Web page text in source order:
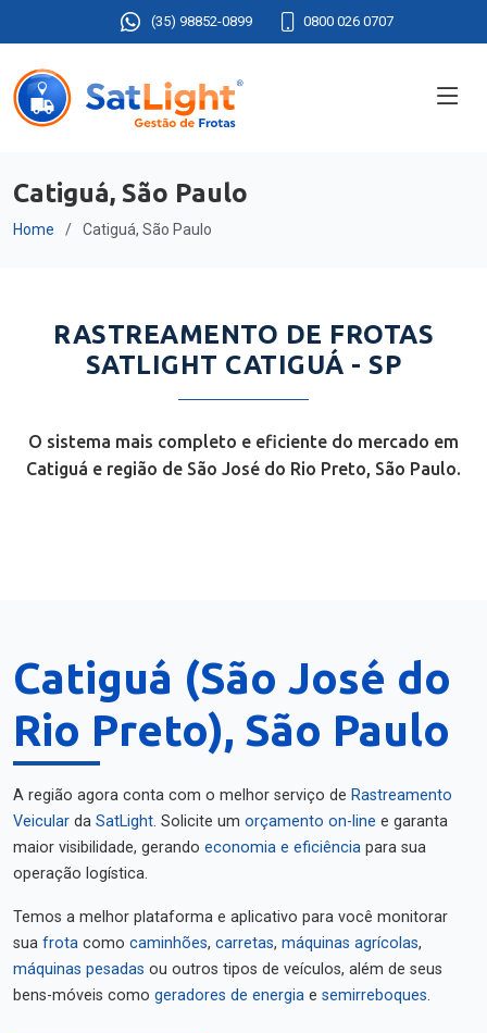
(35) 98852-0899 0800 026 0707
Catiguá, São Paulo
Home Catiguá, São Paulo
RASTREAMENTO DE FROTAS
SATLIGHT CATIGUÁ - SP
O sistema mais completo e eficiente do mercado em
Catiguá e região de São José do Rio Preto, São Paulo.
Catiguá (São José do
Rio Preto), São Paulo
A região agora conta com o melhor serviço de Rastreamento
Veicular da SatLight. Solicite um orçamento on-line e garanta
maior visibilidade, gerando economia e eficiência para sua
operação logística.
Temos a melhor plataforma e aplicativo para você monitorar
sua frota como caminhões, carretas, máquinas agrícolas,
máquinas pesadas ou outros tipos de veículos, além de seus
bens-móveis como geradores de energia e semirreboques.